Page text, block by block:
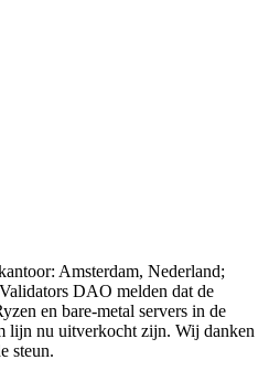
Amsterdam, Nederland;
DAO melden dat de
en bare-metal servers in de
lijn nu uitverkocht zijn. Wij danken
steun.